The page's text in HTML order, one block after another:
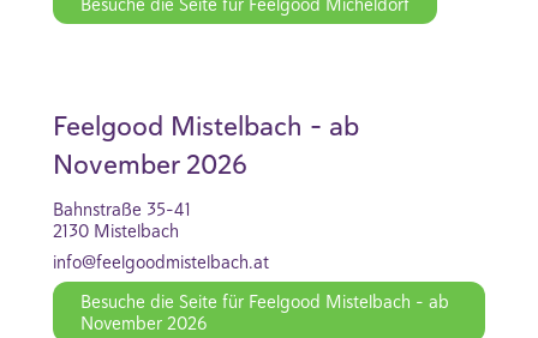
Feelgood Mistelbach - ab
November 2026
Bahnstraße 35-41
2130 Mistelbach
info@feelgoodmistelbach.at
Besuche die Seite für Feelgood Mistelbach - ab
November 2026